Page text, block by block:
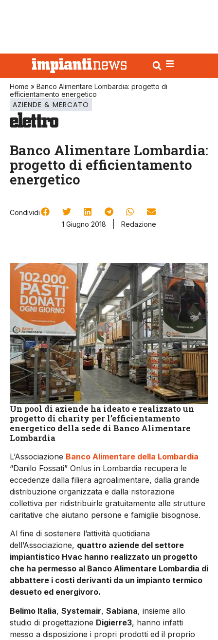
Home » Banco Alimentare Lombardia: progetto di
efficientamento energetico
AZIENDE & MERCATO
Banco Alimentare Lombardia:
progetto di efficientamento
energetico
Condividi
1 Giugno 2018
Redazione
Un pool di aziende ha ideato e realizzato un
progetto di charity per l’efficientamento
energetico della sede di Banco Alimentare
Lombardia
L’Associazione Banco Alimentare della Lombardia
“Danilo Fossati” Onlus in Lombardia recupera le
eccedenze dalla filiera agroalimentare, dalla grande
distribuzione organizzata e dalla ristorazione
collettiva per ridistribuirle gratuitamente alle strutture
caritative che aiutano persone e famiglie bisognose.
Al fine di sostenere l’attività quotidiana
dell’Associazione, quattro aziende del settore
impiantistico Hvac hanno realizzato un progetto
che ha permesso al Banco Alimentare Lombardia di
abbattere i costi derivanti da un impianto termico
desueto ed energivoro.
Belimo Italia, Systemair, Sabiana, insieme allo
studio di progettazione Digierre3, hanno infatti
messo a disposizione i propri prodotti ed il proprio